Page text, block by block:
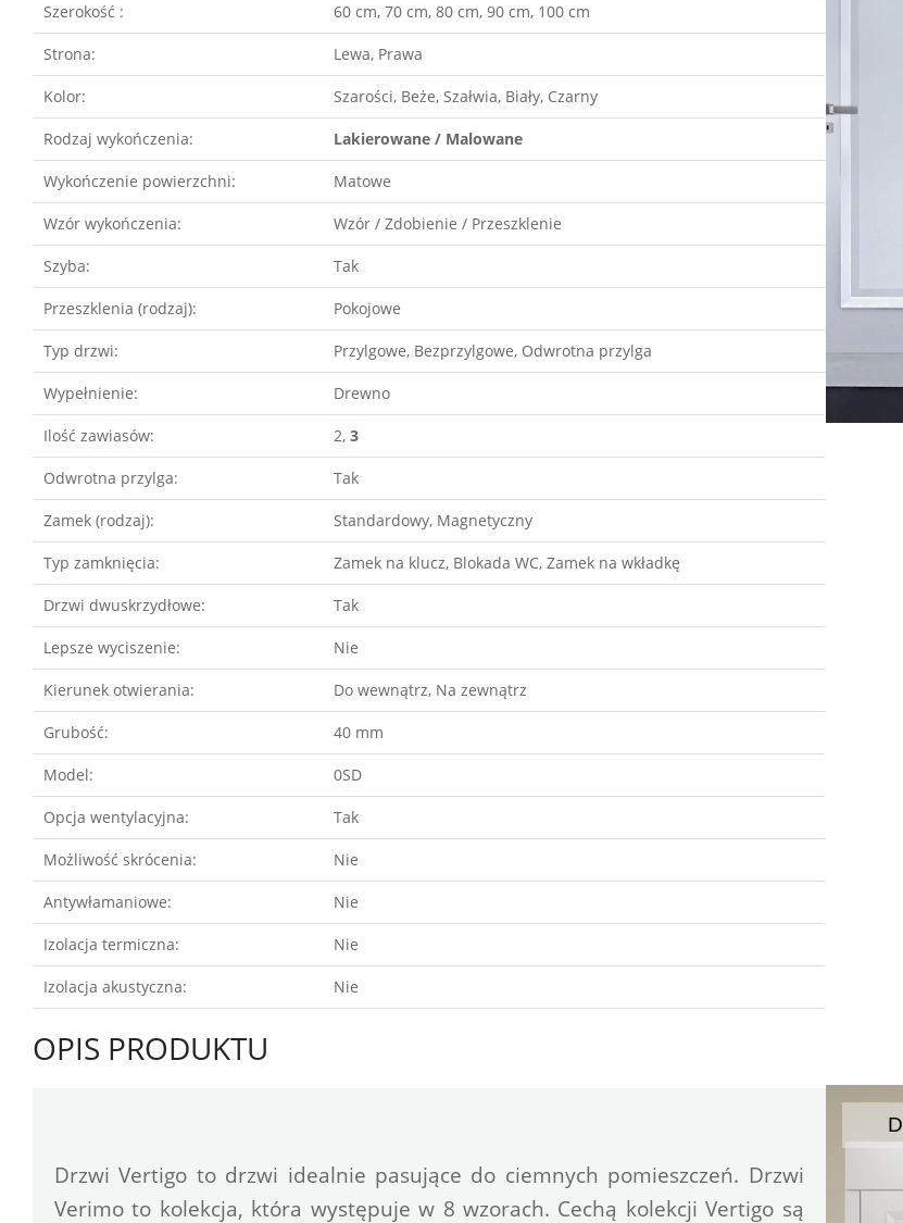
Szerokość : 60 cm, 70 cm, 80 cm, 90 cm, 100 cm
Strona: Lewa, Prawa
Kolor: Szarości, Beże, Szałwia, Biały, Czarny
Rodzaj wykończenia: Lakierowane / Malowane
Wykończenie powierzchni: Matowe
Wzór wykończenia: Wzór / Zdobienie / Przeszklenie
Szyba: Tak
Przeszklenia (rodzaj): Pokojowe
Typ drzwi: Przylgowe, Bezprzylgowe, Odwrotna przylga
Wypełnienie: Drewno
Ilość zawiasów: 2, 3
Odwrotna przylga: Tak
Zamek (rodzaj): Standardowy, Magnetyczny
Typ zamknięcia: Zamek na klucz, Blokada WC, Zamek na wkładkę
Drzwi dwuskrzydłowe: Tak
Lepsze wyciszenie: Nie
Kierunek otwierania: Do wewnątrz, Na zewnątrz
Grubość: 40 mm
Model: 0SD
Opcja wentylacyjna: Tak
Możliwość skrócenia: Nie
Antywłamaniowe: Nie
Izolacja termiczna: Nie
Izolacja akustyczna: Nie
OPIS PRODUKTU
Drzwi Vertigo to drzwi idealnie pasujące do ciemnych pomieszczeń. Drzwi
Verimo to kolekcja, która występuje w 8 wzorach. Cechą kolekcji Vertigo są